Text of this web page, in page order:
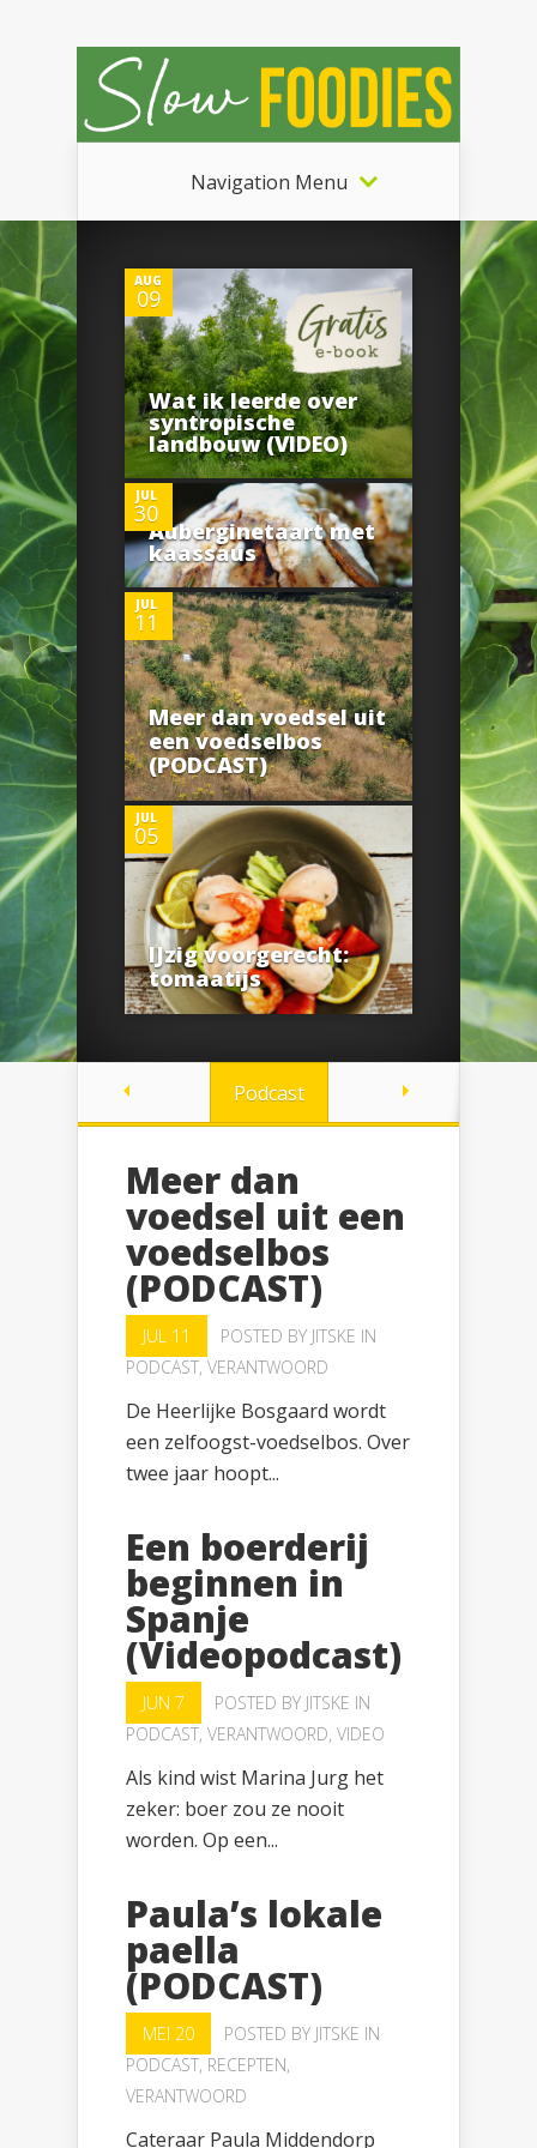
Navigation Menu
AUG
09
Wat ik leerde over
syntropische
landbouw (VIDEO)
JUL
30
1
Auberginetaart met
kaassaus
JUL
11
0
Meer dan voedsel uit
een voedselbos
(PODCAST)
JUL
05
0
IJzig voorgerecht:
tomaatijs
Podcast
Meer dan
voedsel uit een
voedselbos
(PODCAST)
JUL 11 POSTED BY JITSKE IN
PODCAST, VERANTWOORD
De Heerlijke Bosgaard wordt
een zelfoogst-voedselbos. Over
twee jaar hoopt...
Een boerderij
beginnen in
Spanje
(Videopodcast)
JUN 7 POSTED BY JITSKE IN
PODCAST, VERANTWOORD, VIDEO
Als kind wist Marina Jurg het
zeker: boer zou ze nooit
worden. Op een...
Paula’s lokale
paella
(PODCAST)
MEI 20 POSTED BY JITSKE IN
PODCAST, RECEPTEN,
VERANTWOORD
Cateraar Paula Middendorp